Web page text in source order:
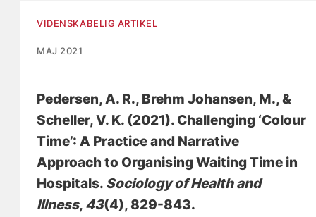
VIDENSKABELIG ARTIKEL
MAJ 2021
Pedersen, A. R., Brehm Johansen, M., &
Scheller, V. K. (2021). Challenging ‘Colour
Time’: A Practice and Narrative
Approach to Organising Waiting Time in
Hospitals. Sociology of Health and
Illness, 43(4), 829-843.